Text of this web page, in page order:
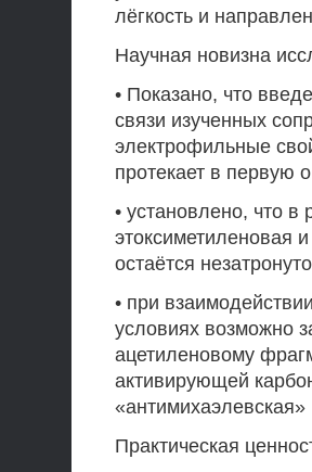
лёгкость и
Научная новизна
• Показано, что
связи изученных
электрофильные
протекает в первую
• установлено, что
этоксиметиленовая
остаётся
• при
условиях возможно
ацетиленовому
активирующей
«антимихаэлевская»
Практическая